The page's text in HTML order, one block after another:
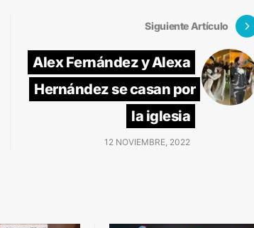
Siguiente Artículo
Alex Fernández y Alexa
Hernández se casan por
la iglesia
12 NOVIEMBRE, 2022